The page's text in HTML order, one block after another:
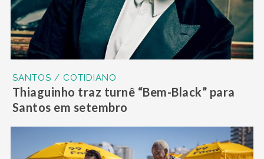
SANTOS / COTIDIANO
Thiaguinho traz turnê “Bem-Black” para
Santos em setembro